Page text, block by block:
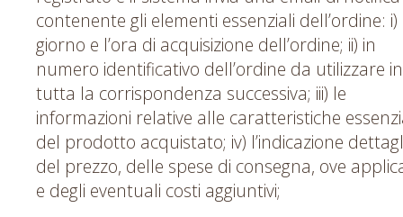
contenente gli elementi essenziali dell’ordine: i)
giorno e l’ora di acquisizione dell’ordine; ii) in
numero identificativo dell’ordine da utilizzare in
tutta la corrispondenza successiva; iii) le
informazioni relative alle caratteristiche
del prodotto acquistato; iv) l’indicazione
del prezzo, delle spese di consegna, ove
e degli eventuali costi aggiuntivi;